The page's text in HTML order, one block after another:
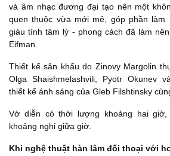
và âm nhạc đương đại tạo nên một
quen thuộc vừa mới mẻ, góp phần làm
giàu tính tâm lý - phong cách đã làm
Eifman.
Thiết kế sân khấu do Zinovy Margolin
Olga Shaishmelashvili, Pyotr Okunev
thiết kế ánh sáng của Gleb Filshtinsky
Vở diễn có thời lượng khoảng hai
khoảng nghỉ giữa giờ.
Khi nghệ thuật hàn lâm đối thoại với